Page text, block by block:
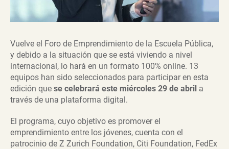
Vuelve el Foro de Emprendimiento de la Escuela Pública,
y debido a la situación que se está viviendo a nivel
internacional, lo hará en un formato 100% online. 13
equipos han sido seleccionados para participar en esta
edición que se celebrará este miércoles 29 de abril a
través de una plataforma digital.
El programa, cuyo objetivo es promover el
emprendimiento entre los jóvenes, cuenta con el
patrocinio de Z Zurich Foundation, Citi Foundation, FedEx